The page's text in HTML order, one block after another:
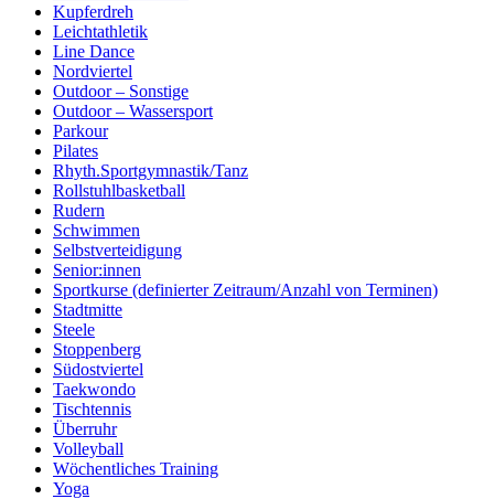
Kupferdreh
Leichtathletik
Line Dance
Nordviertel
Outdoor – Sonstige
Outdoor – Wassersport
Parkour
Pilates
Rhyth.Sportgymnastik/Tanz
Rollstuhlbasketball
Rudern
Schwimmen
Selbstverteidigung
Senior:innen
Sportkurse (definierter Zeitraum/Anzahl von Terminen)
Stadtmitte
Steele
Stoppenberg
Südostviertel
Taekwondo
Tischtennis
Überruhr
Volleyball
Wöchentliches Training
Yoga